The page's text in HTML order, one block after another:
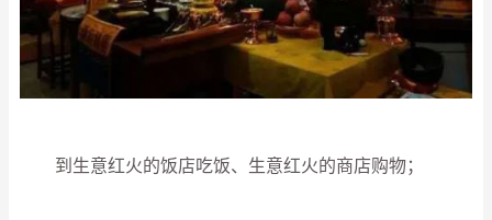
到生意红火的饭店吃饭、生意红火的商店购物；